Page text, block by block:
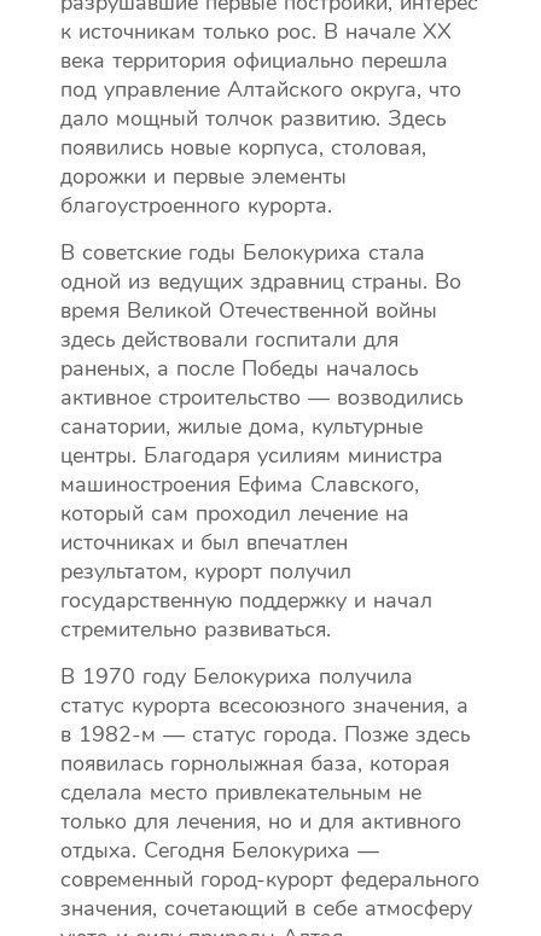
к источникам только рос. В начале XX
века территория официально перешла
под управление Алтайского округа, что
дало мощный толчок развитию. Здесь
появились новые корпуса, столовая,
дорожки и первые элементы
благоустроенного курорта.
В советские годы Белокуриха стала
одной из ведущих здравниц страны. Во
время Великой Отечественной войны
здесь действовали госпитали для
раненых, а после Победы началось
активное строительство — возводились
санатории, жилые дома, культурные
центры. Благодаря усилиям министра
машиностроения Ефима Славского,
который сам проходил лечение на
источниках и был впечатлен
результатом, курорт получил
государственную поддержку и начал
стремительно развиваться.
В 1970 году Белокуриха получила
статус курорта всесоюзного значения, а
в 1982-м — статус города. Позже здесь
появилась горнолыжная база, которая
сделала место привлекательным не
только для лечения, но и для активного
отдыха. Сегодня Белокуриха —
современный город-курорт федерального
значения, сочетающий в себе атмосферу